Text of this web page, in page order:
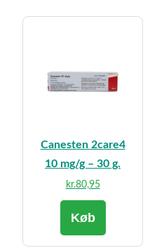
Canesten 2care4
10 mg/g – 30 g.
kr.80,95
Køb